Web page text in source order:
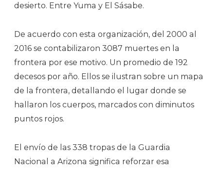
desierto. Entre Yuma y El Sásabe.
De acuerdo con esta organización, del 2000 al
2016 se contabilizaron 3087 muertes en la
frontera por ese motivo. Un promedio de 192
decesos por año. Ellos se ilustran sobre un mapa
de la frontera, detallando el lugar donde se
hallaron los cuerpos, marcados con diminutos
puntos rojos.
El envío de las 338 tropas de la Guardia
Nacional a Arizona significa reforzar esa